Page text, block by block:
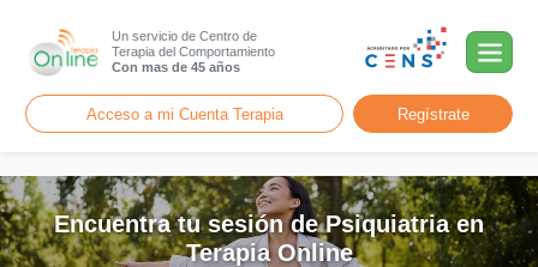
Un servicio de Centro de
Terapia del Comportamiento
Con mas de 45 años
Acceso a mi Cuenta Terapia Regístrate
Encuentra tu sesión de Psiquiatria en
Terapia Online